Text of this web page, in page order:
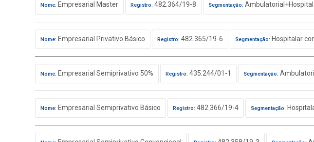
Nome: Empresarial Master Registro: 482.364/19-8 Segmentação:
Nome: Empresarial Privativo Básico Registro: 482.365/19-6 Segmentação: Hospitalar
Nome: Empresarial Semiprivativo 50% Registro: 435.244/01-1 Segmentação:
Nome: Empresarial Semiprivativo Básico Registro: 482.366/19-4 Segmentação: